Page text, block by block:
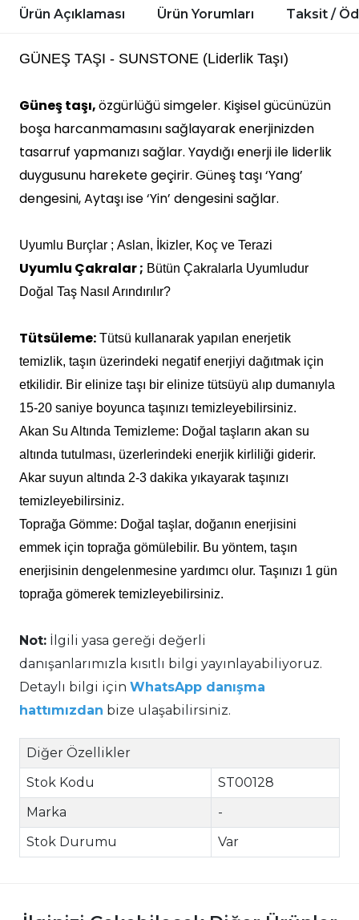
Ürün Açıklaması Taksit /
Ürün Yorumları
GÜNEŞ TAŞI - SUNSTONE (Liderlik Taşı)
Güneş taşı,özgürlüğü simgeler. Kişisel gücünüzün
boşa harcanmamasını sağlayarak enerjinizden
tasarruf yapmanızı sağlar. Yaydığı enerji ile liderlik
duygusunu harekete geçirir. Güneş taşı ‘Yang’
dengesini, Aytaşı ise ‘Yin’ dengesini sağlar.
Uyumlu Burçlar ; Aslan, İkizler, Koç ve Terazi
Uyumlu Çakralar ; Bütün Çakralarla Uyumludur
Doğal Taş Nasıl Arındırılır?
Tütsüleme: Tütsü kullanarak yapılan enerjetik
temizlik, taşın üzerindeki negatif enerjiyi dağıtmak için
etkilidir. Bir elinize taşı bir elinize tütsüyü alıp dumanıyla
15-20 saniye boyunca taşınızı temizleyebilirsiniz.
Akan Su Altında Temizleme: Doğal taşların akan su
altında tutulması, üzerlerindeki enerjik kirliliği giderir.
Akar suyun altında 2-3 dakika yıkayarak taşınızı
temizleyebilirsiniz.
Toprağa Gömme: Doğal taşlar, doğanın enerjisini
emmek için toprağa gömülebilir. Bu yöntem, taşın
enerjisinin dengelenmesine yardımcı olur. Taşınızı 1 gün
toprağa gömerek temizleyebilirsiniz.
Not: İlgili yasa gereği değerli
danışanlarımızla kısıtlı bilgi yayınlayabiliyoruz.
Detaylı bilgi için WhatsApp danışma
hattımızdan bize ulaşabilirsiniz.
Diğer Özellikler
Stok Kodu
ST00128
Marka
-
Stok Durumu
Var